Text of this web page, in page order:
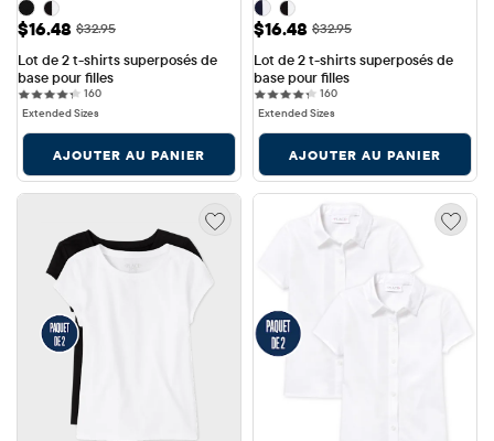
Prix ​​de vente: $16.48
$16.48 Prix ​​d'origine: $32.95
$32.95
Lot de 2 t-shirts superposés de
base pour filles
160160 reviews
Extended Sizes
AJOUTER AU PANIER
Prix ​​de vente: $16.48
$16.48 Prix ​​d'origine: $32.95
$32.95
Lot de 2 t-shirts superposés de
base pour filles
160160 reviews
Extended Sizes
AJOUTER AU PANIER